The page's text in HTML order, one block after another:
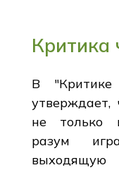
Критика
В "Критике
утверждает,
не только
разум